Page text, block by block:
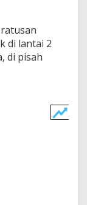
di lantai 2
di pisah